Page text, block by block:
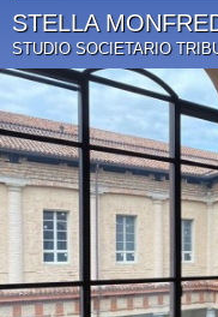
STELLA
STUDIO SOCIETARIO